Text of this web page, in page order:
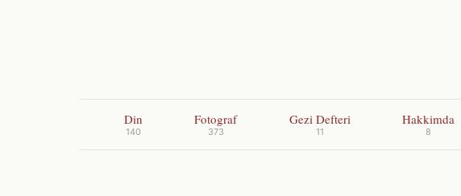
Din
140
Fotograf
373
Gezi Defteri
11
Hakkimda
8